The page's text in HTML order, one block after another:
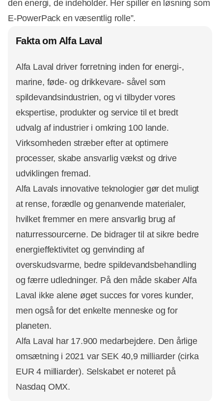
den energi, de indeholder. Her spiller en løsning som
E-PowerPack en væsentlig rolle”.
Fakta om Alfa Laval
Alfa Laval driver forretning inden for energi-,
marine, føde- og drikkevare- såvel som
spildevandsindustrien, og vi tilbyder vores
ekspertise, produkter og service til et bredt
udvalg af industrier i omkring 100 lande.
Virksomheden stræber efter at optimere
processer, skabe ansvarlig vækst og drive
udviklingen fremad.
Alfa Lavals innovative teknologier gør det muligt
at rense, forædle og genanvende materialer,
hvilket fremmer en mere ansvarlig brug af
naturressourcerne. De bidrager til at sikre bedre
energieffektivitet og genvinding af
overskudsvarme, bedre spildevandsbehandling
og færre udledninger. På den måde skaber Alfa
Laval ikke alene øget succes for vores kunder,
men også for det enkelte menneske og for
planeten.
Alfa Laval har 17.900 medarbejdere. Den årlige
omsætning i 2021 var SEK 40,9 milliarder (cirka
EUR 4 milliarder). Selskabet er noteret på
Nasdaq OMX.